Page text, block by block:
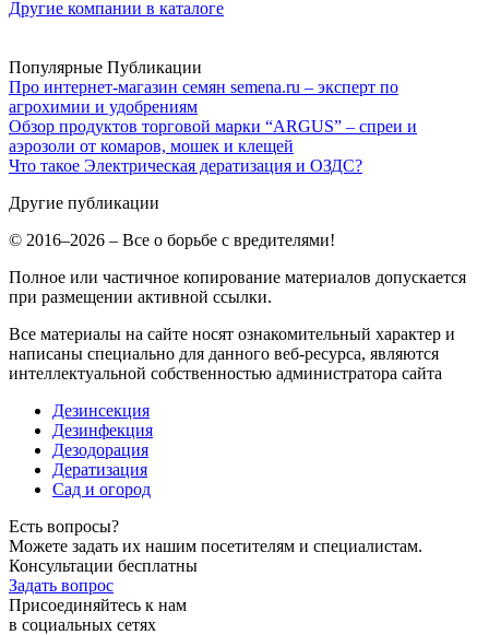
Другие компании в каталоге
Популярные Публикации
Про интернет-магазин семян semena.ru – эксперт по
агрохимии и удобрениям
Обзор продуктов торговой марки “ARGUS” – спреи и
аэрозоли от комаров, мошек и клещей
Что такое Электрическая дератизация и ОЗДС?
Другие публикации
© 2016–2026 – Все о борьбе с вредителями!
Полное или частичное копирование материалов допускается
при размещении активной ссылки.
Все материалы на сайте носят ознакомительный характер и
написаны специально для данного веб-ресурса, являются
интеллектуальной собственностью администратора сайта
Дезинсекция
Дезинфекция
Дезодорация
Дератизация
Сад и огород
Есть вопросы?
Можете задать их нашим посетителям и специалистам.
Консультации бесплатны
Задать вопрос
Присоединяйтесь к нам
в социальных сетях